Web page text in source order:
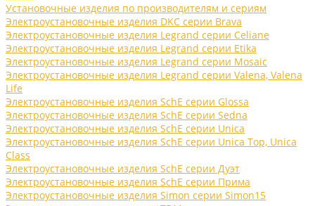
Установочные изделия по производителям и сериям
Электроустановочные изделия DKC серии Brava
Электроустановочные изделия Legrand серии Celiane
Электроустановочные изделия Legrand серии Etika
Электроустановочные изделия Legrand серии Mosaic
Электроустановочные изделия Legrand серии Valena, Valena
Life
Электроустановочные изделия SchE серии Glossa
Электроустановочные изделия SchE серии Sedna
Электроустановочные изделия SchE серии Unica
Электроустановочные изделия SchE серии Unica Top, Unica
Class
Электроустановочные изделия SchE серии Дуэт
Электроустановочные изделия SchE серии Прима
Электроустановочные изделия Simon серии Simon15